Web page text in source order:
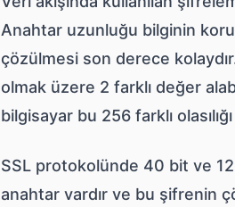
Anahtar uzunluğu bilginin
çözülmesi son derece
olmak üzere 2 farklı değer
bilgisayar bu 256 farklı
SSL protokolünde 40 bit ve
anahtar vardır ve bu şifrenin